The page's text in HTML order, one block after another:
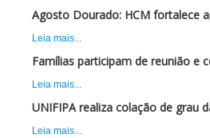
Agosto Dourado: HCM fortalece
Leia mais...
Famílias participam de reunião e
Leia mais...
UNIFIPA realiza colação de grau
Leia mais...